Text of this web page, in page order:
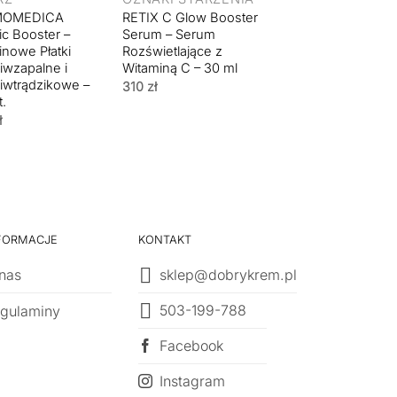
Booster –
Płatki
i
–
RETIX C Glow Booster
Serum – Serum
Rozświetlające z
Witaminą C – 30 ml
310 zł
KONTAKT
sklep@dobrykrem.pl
503-199-788
Facebook
Instagram